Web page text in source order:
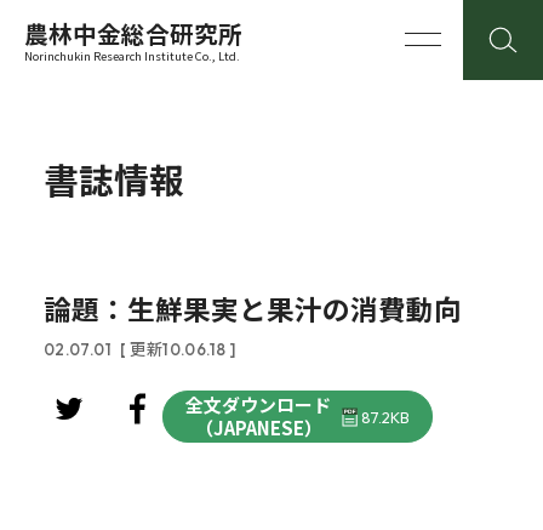
農林中金総合研究所
Norinchukin Research Institute Co., Ltd.
書誌情報
論題：生鮮果実と果汁の消費動向
02.07.01 [ 更新10.06.18 ]
全文ダウンロード
（JAPANESE）
87.2KB